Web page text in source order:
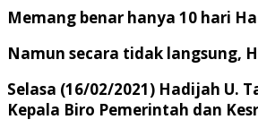
Memang benar hanya 10 hari
Namun secara tidak langsung,
Selasa (16/02/2021) Hadijah U.
Kepala Biro Pemerintah dan